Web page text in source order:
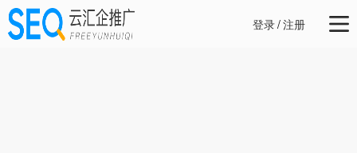
登录/注册